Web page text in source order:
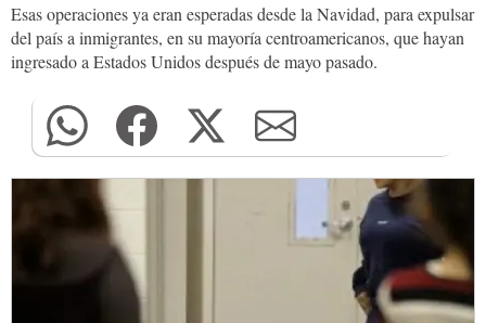
Esas operaciones ya eran esperadas desde la Navidad, para expulsar
del país a inmigrantes, en su mayoría centroamericanos, que hayan
ingresado a Estados Unidos después de mayo pasado.